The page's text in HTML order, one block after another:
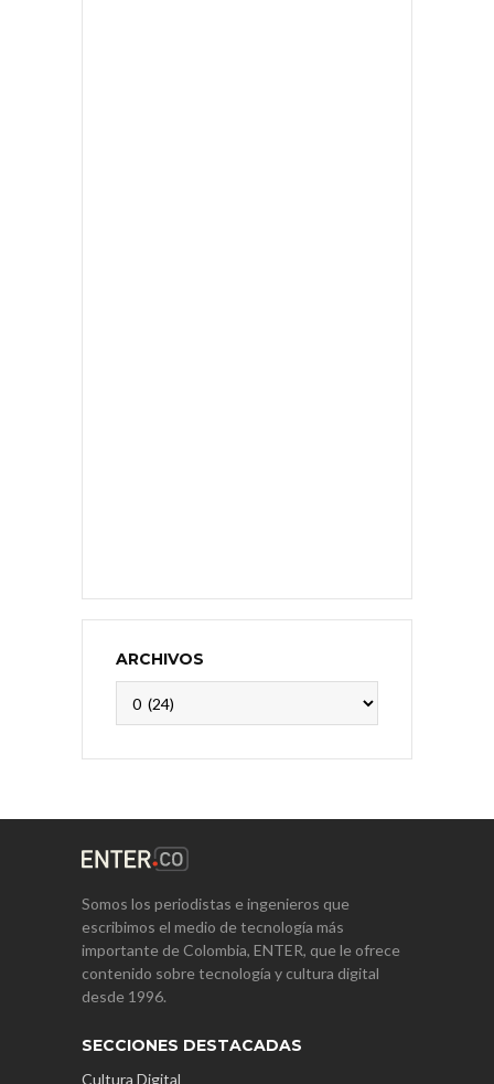
ARCHIVOS
Somos los periodistas e ingenieros que
escribimos el medio de tecnología más
importante de Colombia, ENTER, que le ofrece
contenido sobre tecnología y cultura digital
desde 1996.
SECCIONES DESTACADAS
Cultura Digital